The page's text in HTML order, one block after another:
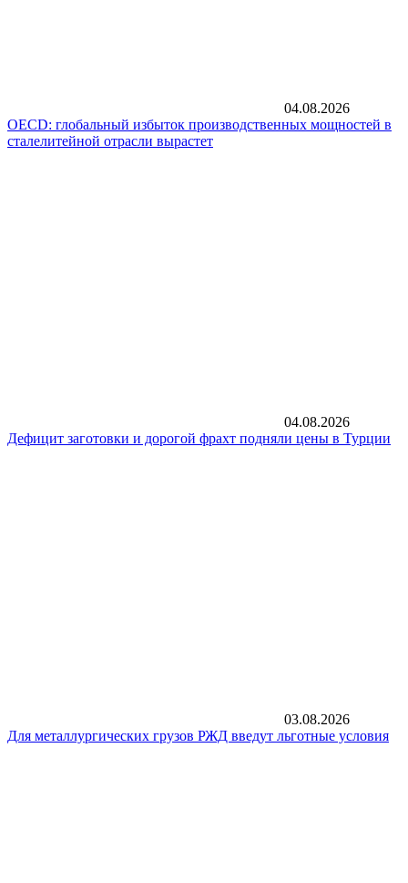
04.08.2026
OECD: глобальный избыток производственных мощностей в
сталелитейной отрасли вырастет
04.08.2026
Дефицит заготовки и дорогой фрахт подняли цены в Турции
03.08.2026
Для металлургических грузов РЖД введут льготные условия